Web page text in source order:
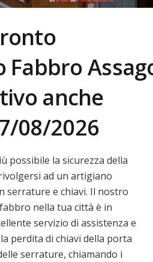
Fabbro
anche
08/2026
possibile la sicurezza della
ad un artigiano
serrature e chiavi. Il nostro
nella tua città è in
servizio di assistenza e
perdita di chiavi della porta
serrature, chiamando i